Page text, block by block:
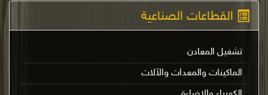
القطاعات الصناعية
تشغيل المعادن
الماكينات والمعدات والآلات